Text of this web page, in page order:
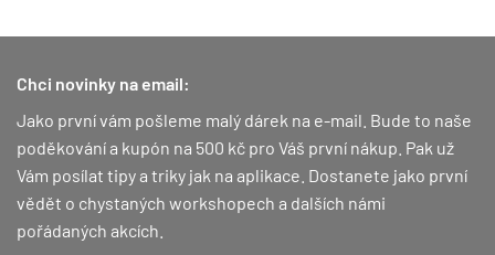
Chci novinky na email:
Jako první vám pošleme malý dárek na e-mail. Bude to naše
poděkování a kupón na 500 kč pro Váš první nákup. Pak už
Vám posílat tipy a triky jak na aplikace. Dostanete jako první
vědět o chystaných workshopech a dalších námi
pořádaných akcích.